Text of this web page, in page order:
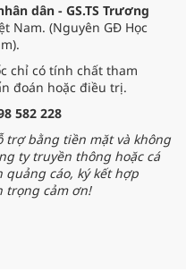
dân - GS.TS Trương
Nam. (Nguyên GĐ Học
chỉ có tính chất tham
đoán hoặc điều trị.
582 228
trợ bằng tiền mặt và không
ty truyền thông hoặc cá
cáo, ký kết hợp
trọng cảm ơn!